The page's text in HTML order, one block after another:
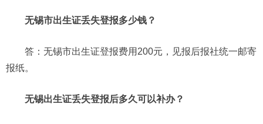
无锡市出生证丢失登报多少钱？
答：无锡市出生证登报费用200元，见报后报社统一邮寄
报纸。
无锡出生证丢失登报后多久可以补办？